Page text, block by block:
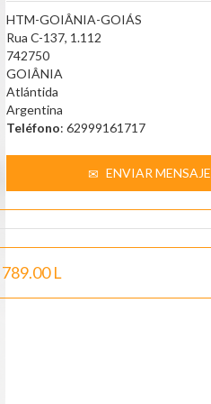
HTM-GOIÂNIA-GOIÁS
Rua C-137, 1.112
742750
GOIÂNIA
Atlántida
Argentina
Teléfono: 62999161717
ENVIAR MENSAJE
789.00 L